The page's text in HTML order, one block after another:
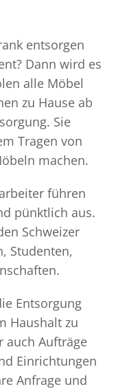
entsorgen
Dann wird es
alle Möbel
zu Hause ab
Sie
Tragen von
machen.
führen
pünktlich aus.
Schweizer
Studenten,
Entsorgung
Haushalt zu
auch Aufträge
Einrichtungen
Anfrage und